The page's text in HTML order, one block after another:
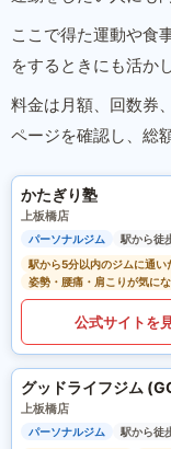
ここで得た運動や食
をするときにも活か
料金は月額、回数券
ページを確認し、総
かたぎり塾
上板橋店
パーソナルジム
駅から徒
駅から5分以内のジムに通い
姿勢・腰痛・肩こりが気に
公式サイトを
グッドライフジム
上板橋店
パーソナルジム
駅から徒